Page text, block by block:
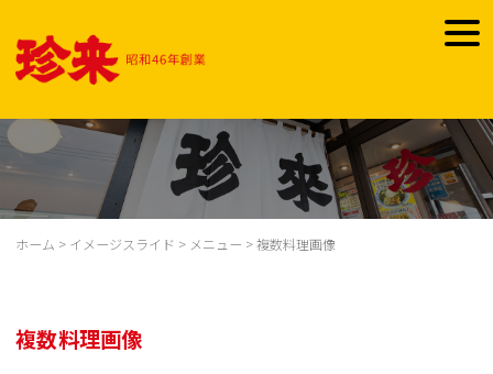
content
ホーム > イメージスライド > メニュー >複数料理画像
複数料理画像